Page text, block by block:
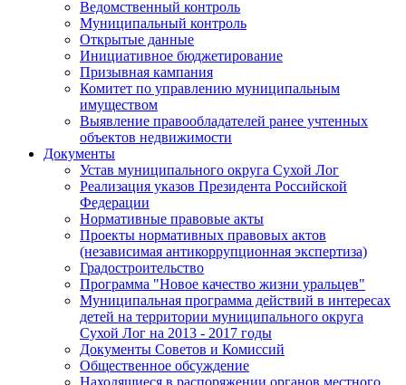
Ведомственный контроль
Муниципальный контроль
Открытые данные
Инициативное бюджетирование
Призывная кампания
Комитет по управлению муниципальным
имуществом
Выявление правообладателей ранее учтенных
объектов недвижимости
Документы
Устав муниципального округа Сухой Лог
Реализация указов Президента Российской
Федерации
Нормативные правовые акты
Проекты нормативных правовых актов
(независимая антикоррупционная экспертиза)
Градостроительство
Программа "Новое качество жизни уральцев"
Муниципальная программа действий в интересах
детей на территории муниципального округа
Сухой Лог на 2013 - 2017 годы
Документы Советов и Комиссий
Общественное обсуждение
Находящиеся в распоряжении органов местного